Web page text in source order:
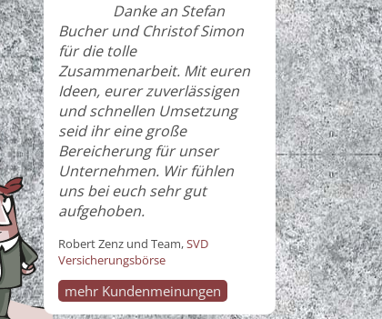
Danke an Stefan
Bucher und Christof Simon
für die tolle
Zusammenarbeit. Mit euren
Ideen, eurer zuverlässigen
und schnellen Umsetzung
seid ihr eine große
Bereicherung für unser
Unternehmen. Wir fühlen
uns bei euch sehr gut
aufgehoben.
Robert Zenz und Team,SVD
Versicherungsbörse
mehr Kundenmeinungen